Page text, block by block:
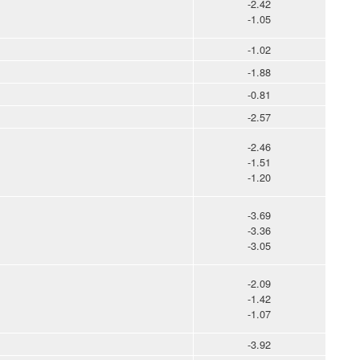
-2.42
-1.05
-1.02
-1.88
-0.81
-2.57
-2.46
-1.51
-1.20
-3.69
-3.36
-3.05
-2.09
-1.42
-1.07
-3.92